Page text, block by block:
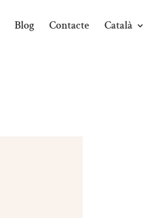
Blog Contacte Català